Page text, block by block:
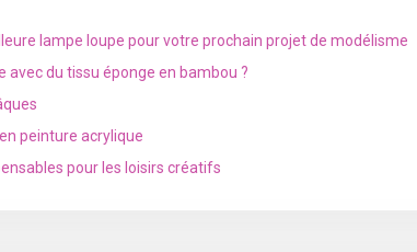
lampe loupe pour votre prochain projet de modélisme
avec du tissu éponge en bambou ?
peinture acrylique
pour les loisirs créatifs